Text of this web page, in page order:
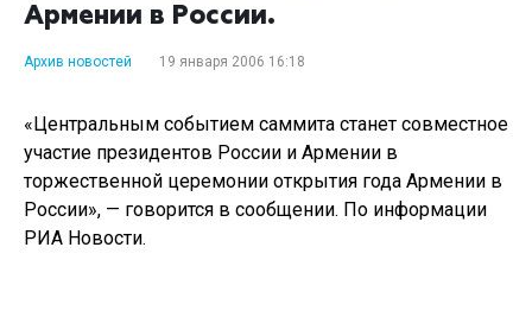
Армении в России.
Архив новостей 19 января 2006 16:18
«Центральным событием саммита станет совместное
участие президентов России и Армении в
торжественной церемонии открытия года Армении в
России», — говорится в сообщении. По информации
РИА Новости.